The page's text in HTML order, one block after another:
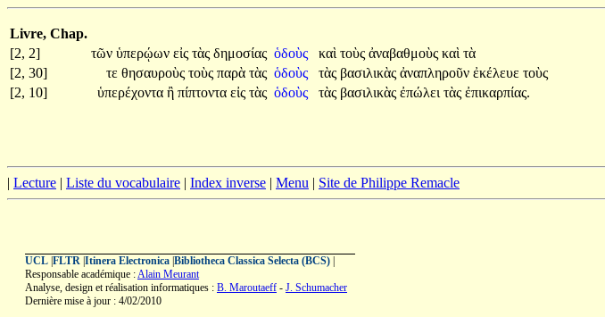
Livre, Chap.
[2, 2]
τῶν ὑπερῴων εἰς τὰς δημοσίας ὁδοὺς καὶ τοὺς ἀναβαθμοὺς καὶ τὰ
[2, 30]
τε θησαυροὺς τοὺς παρὰ τὰς ὁδοὺς τὰς βασιλικὰς ἀναπληροῦν ἐκέλευε τοὺς
[2, 10]
ὑπερέχοντα ἢ πίπτοντα εἰς τὰς ὁδοὺς τὰς βασιλικὰς ἐπώλει τὰς ἐπικαρπίας.
| Lecture | Liste du vocabulaire | Index inverse | Menu | Site de Philippe Remacle
UCL FLTR Itinera Electronica Bibliotheca Classica Selecta (BCS)
Responsable académique :Alain Meurant
Analyse, design et réalisation informatiques : B. Maroutaeff - J. Schumacher
Dernière mise à jour : 4/02/2010